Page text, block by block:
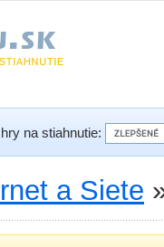
na stiahnutie:
a Siete